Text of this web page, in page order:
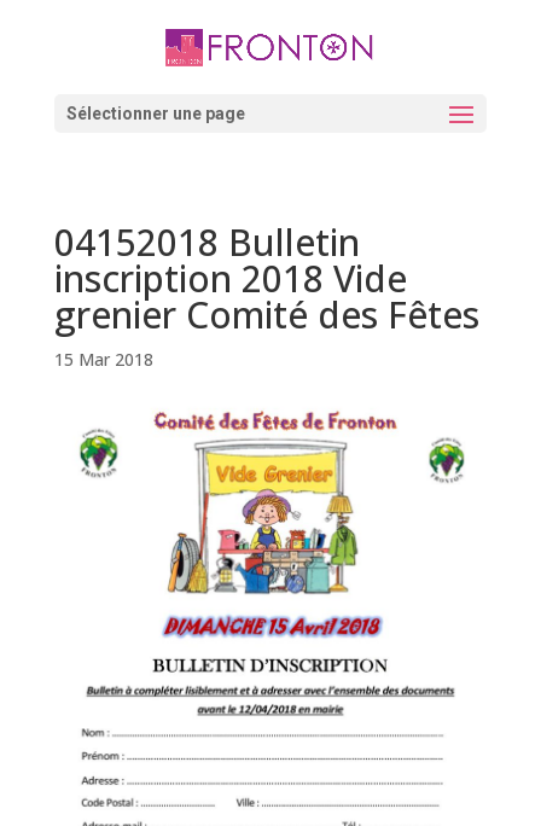
Sélectionner une page
04152018 Bulletin
inscription 2018 Vide
grenier Comité des Fêtes
15 Mar 2018